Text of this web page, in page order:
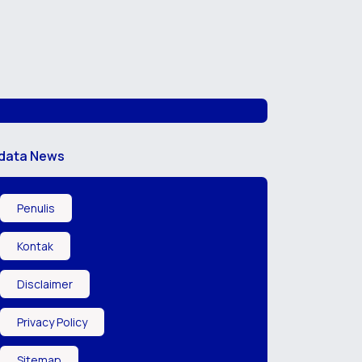
News
Penulis
Kontak
Disclaimer
Privacy Policy